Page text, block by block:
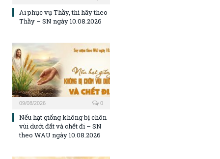
Ai phục vụ Thầy, thì hãy theo
Thầy – SN ngày 10.08.2026
09/08/2026 0
Nếu hạt giống không bị chôn
vùi dưới đất và chết đi – SN
theo WAU ngày 10.08.2026